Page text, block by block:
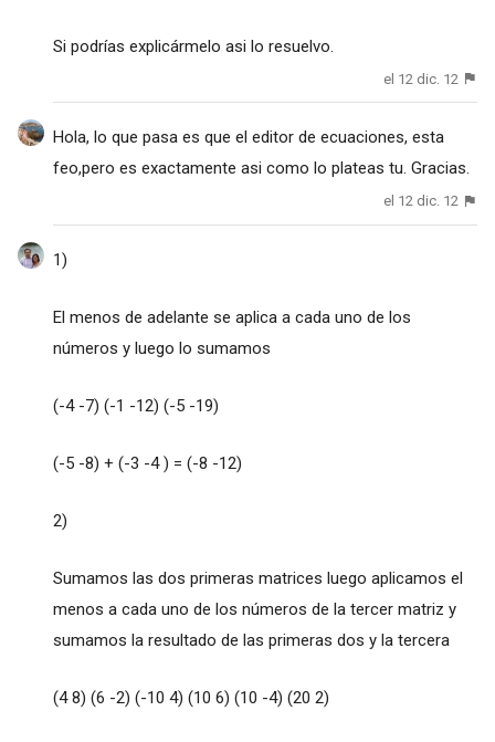
Si podrías explicármelo asi lo resuelvo.
el 12 dic. 12
Hola, lo que pasa es que el editor de ecuaciones, esta
feo,pero es exactamente asi como lo plateas tu. Gracias.
el 12 dic. 12
1)
El menos de adelante se aplica a cada uno de los
números y luego lo sumamos
(-4 -7) (-1 -12) (-5 -19)
(-5 -8) + (-3 -4 ) = (-8 -12)
2)
Sumamos las dos primeras matrices luego aplicamos el
menos a cada uno de los números de la tercer matriz y
sumamos la resultado de las primeras dos y la tercera
(4 8) (6 -2) (-10 4) (10 6) (10 -4) (20 2)